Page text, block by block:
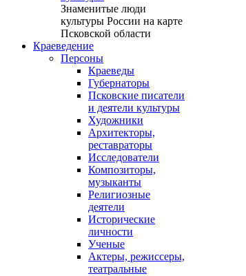
Знаменитые люди
культуры России на карте
Псковской области
Краеведение
Персоны
Краеведы
Губернаторы
Псковские писатели
и деятели культуры
Художники
Архитекторы,
реставраторы
Исследователи
Композиторы,
музыканты
Религиозные
деятели
Исторические
личности
Ученые
Актеры, режиссеры,
театральные